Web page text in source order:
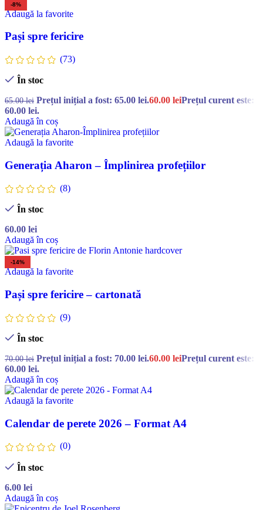
-8%
Adaugă la favorite
Pași spre fericire
(73)
În stoc
65.00lei Prețul inițial a fost: 65.00 lei.60.00 leiPrețul curent este:
60.00 lei.
Adaugă în coș
Adaugă la favorite
Generația Aharon – Împlinirea profețiilor
(8)
În stoc
60.00 lei
Adaugă în coș
-14%
Adaugă la favorite
Pași spre fericire – cartonată
(9)
În stoc
70.00lei Prețul inițial a fost: 70.00 lei.60.00 leiPrețul curent este:
60.00 lei.
Adaugă în coș
Adaugă la favorite
Calendar de perete 2026 – Format A4
(0)
În stoc
6.00 lei
Adaugă în coș